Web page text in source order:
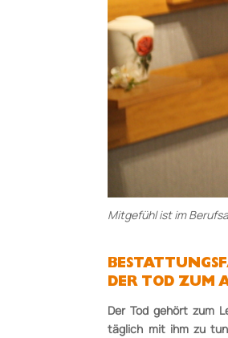
Mitgefühl ist im
DER TOD ZUM
Der Tod gehört zum
täglich mit ihm zu